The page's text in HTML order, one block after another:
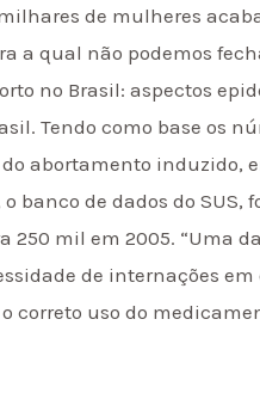
de mulheres
a qual não podemos
no Brasil: aspectos
Tendo como base os
abortamento induzido,
banco de dados do
mil em 2005. “Uma
de internações
correto uso do